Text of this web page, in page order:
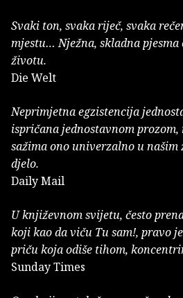
Svaki ton, svaka riječ, svaka
mjestu… Nježna, skladna
životu.
Die Welt
Neprimjetna egzistencija
ispričana jednostavnom
sažima ono univerzalno u
djelo.
Daily Mail
U književnom svijetu, često
koji kao da viču Tu sam!, pravo
priču koja odiše tihom,
Sunday Times